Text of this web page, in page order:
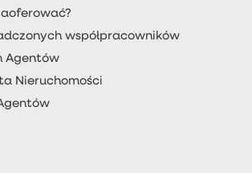
współpracowników
Agentów
Nieruchomości